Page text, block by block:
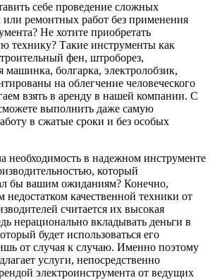
себе проведение сложных
или ремонтных работ без применения
Не хотите приобретать
технику? Такие инструменты как
фен, штроборез,
машинка, болгарка, электролобзик,
на облегчение человеческого
взять в аренду в нашей компании. С
выполнить даже самую
в сжатые сроки и без особых
необходимость в надежном инструменте
который
бы вашим ожиданиям? Конечно,
недостатком качественной техники от
считается их высокая
нерационально вкладывать деньги в
будет использоваться его
от случая к случаю. Именно поэтому
услуги, непосредственно
электроинструмента от ведущих